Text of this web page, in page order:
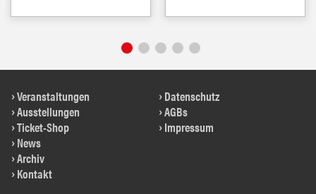
Veranstaltungen
Ausstellungen
Ticket-Shop
News
Archiv
Kontakt
Datenschutz
AGBs
Impressum